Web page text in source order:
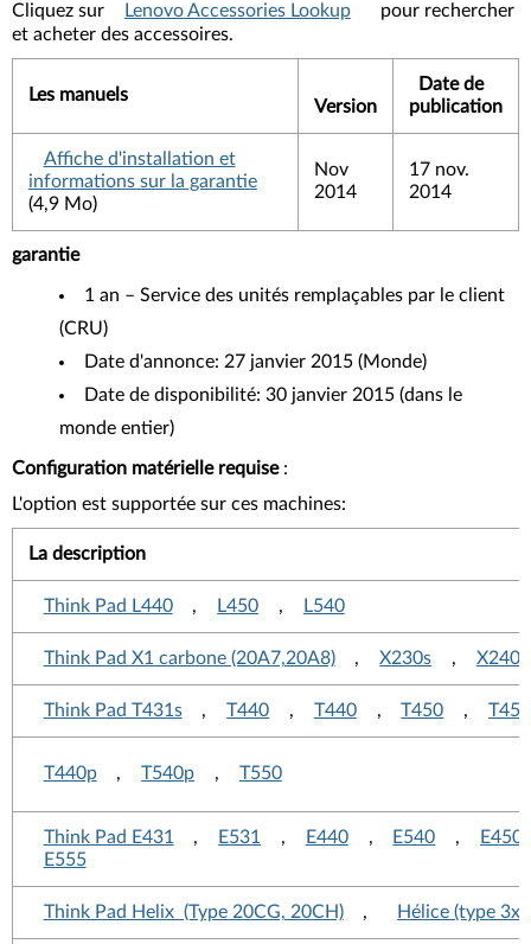
Cliquez sur
Lenovo Accessories Lookup
pour rechercher
et acheter des accessoires.
Les manuels
Version
Date de
publication
Affiche d'installation et
informations sur la garantie
(4,9 Mo)
Nov
2014
17 nov.
2014
garantie
1 an – Service des unités remplaçables par le client
(CRU)
Date d'annonce: 27 janvier 2015 (Monde)
Date de disponibilité: 30 janvier 2015 (dans le
monde entier)
Configuration matérielle requise:
L'option est supportée sur ces machines:
La description
Think Pad L440 , L450 , L540
Think Pad X1 carbone (20A7,20A8) , X230s , X240
Think Pad T431s , T440 , T440 , T450 , T450
T440p , T540p , T550
Think Pad E431 , E531 , E440 , E540 ,
E450
E555
Think Pad Helix (Type 20CG, 20CH) , Hélice (type